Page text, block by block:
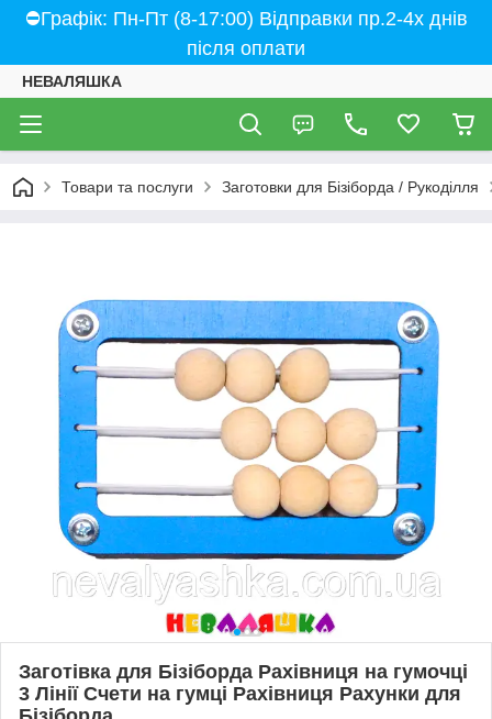
⛔Графік: Пн-Пт (8-17:00) Відправки пр.2-4х днів
після оплати
НЕВАЛЯШКА
Товари та послуги Заготовки для Бізіборда / Рукоділля
Заготівка для Бізіборда Рахівниця на гумочці
3 Лінії Счети на гумці Рахівниця Рахунки для